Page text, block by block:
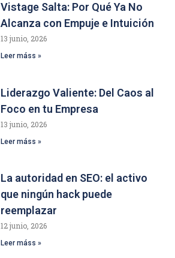
Vistage Salta: Por Qué Ya No
Alcanza con Empuje e Intuición
13 junio, 2026
Leer máss »
Liderazgo Valiente: Del Caos al
Foco en tu Empresa
13 junio, 2026
Leer máss »
La autoridad en SEO: el activo
que ningún hack puede
reemplazar
12 junio, 2026
Leer máss »